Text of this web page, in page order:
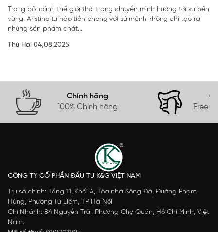
SẢN
Trong bối cảnh thế giới thời trang chuyển mình hướng tới sự bền
vững, Aristino tự hào tiên phong với sứ mệnh không chỉ tạo ra
những sản phẩm chất...
Thứ Hai 04,08,2025
Chính hãng
100% Chính hãng
Free
CÔNG TY CỔ PHẦN ĐẦU TƯ K&G VIỆT NAM
Trụ sở chính: Tầng 11, Khối A, Tòa nhà Sông Đà, Đường Phạm
Hùng, Phường Từ Liêm, TP Hà Nội
Chi Nhánh: 84 Nguyễn Trãi, Phường Chợ Quán, Hồ Chí Minh, Việt
Nam.